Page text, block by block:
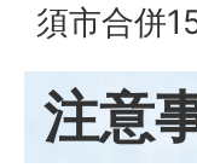
須市合併
注意